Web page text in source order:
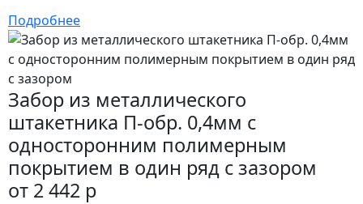
Подробнее
Забор из металлического
штакетника П-обр. 0,4мм с
односторонним полимерным
покрытием в один ряд с зазором
от 2 442 р